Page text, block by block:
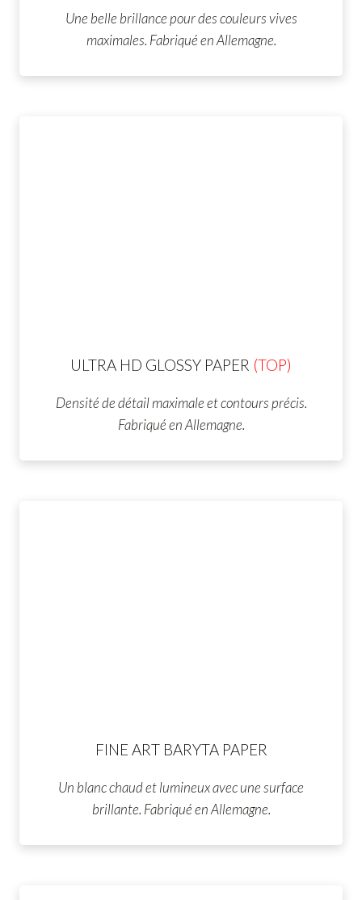
Une belle brillance pour des couleurs vives
maximales. Fabriqué en Allemagne.
ULTRA HD GLOSSY PAPER (TOP)
Densité de détail maximale et contours précis.
Fabriqué en Allemagne.
FINE ART BARYTA PAPER
Un blanc chaud et lumineux avec une surface
brillante. Fabriqué en Allemagne.